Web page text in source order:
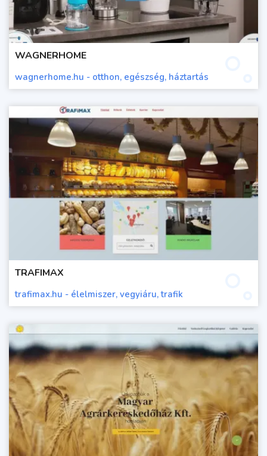
WAGNERHOME
wagnerhome.hu - otthon, egészség, háztartás
TRAFIMAX
trafimax.hu - élelmiszer, vegyiáru, trafik